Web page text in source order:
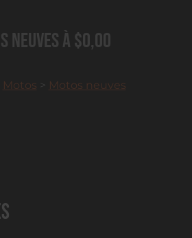
neuves à $0,00
Motos > Motos neuves